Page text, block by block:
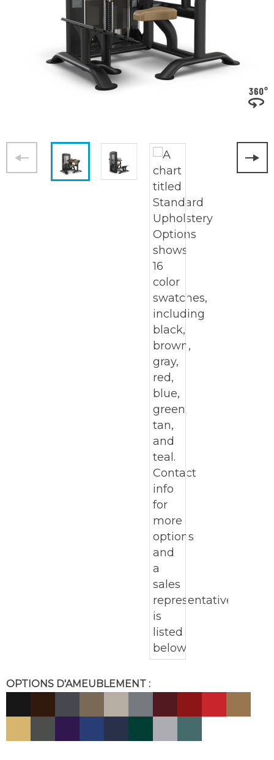
OPTIONS D'AMEUBLEMENT :